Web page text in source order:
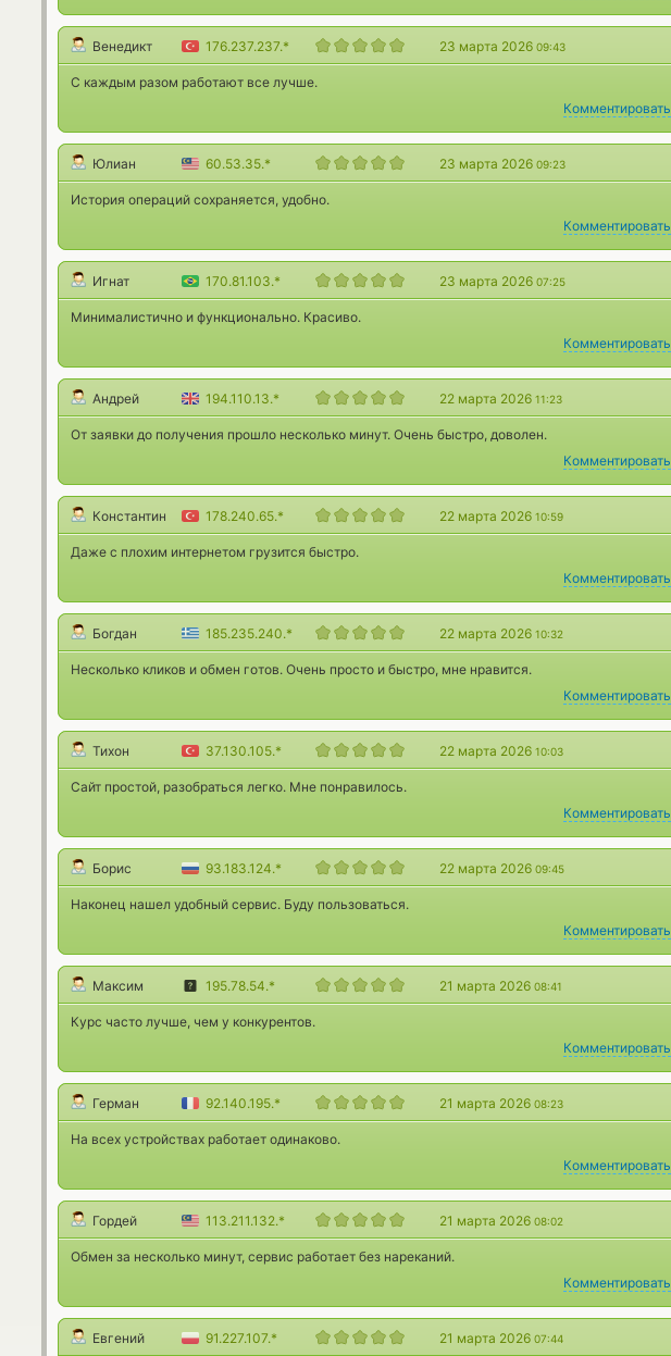
Венедикт 176.237.237.* 23 марта 2026 09:43
С каждым разом работают все лучше.
Комментировать
Юлиан 60.53.35.* 23 марта 2026 09:23
История операций сохраняется, удобно.
Комментировать
Игнат 170.81.103.* 23 марта 2026 07:25
Минималистично и функционально. Красиво.
Комментировать
Андрей 194.110.13.* 22 марта 2026 11:23
От заявки до получения прошло несколько минут. Очень быстро, доволен.
Комментировать
Константин 178.240.65.* 22 марта 2026 10:59
Даже с плохим интернетом грузится быстро.
Комментировать
Богдан 185.235.240.* 22 марта 2026 10:32
Несколько кликов и обмен готов. Очень просто и быстро, мне нравится.
Комментировать
Тихон 37.130.105.* 22 марта 2026 10:03
Сайт простой, разобраться легко. Мне понравилось.
Комментировать
Борис 93.183.124.* 22 марта 2026 09:45
Наконец нашел удобный сервис. Буду пользоваться.
Комментировать
Максим 195.78.54.* 21 марта 2026 08:41
Курс часто лучше, чем у конкурентов.
Комментировать
Герман 92.140.195.* 21 марта 2026 08:23
На всех устройствах работает одинаково.
Комментировать
Гордей 113.211.132.* 21 марта 2026 08:02
Обмен за несколько минут, сервис работает без нареканий.
Комментировать
Евгений 91.227.107.* 21 марта 2026 07:44